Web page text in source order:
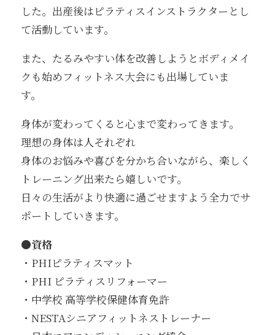
した。出産後はピラティスインストラクターとし
て活動しています。
また、たるみやすい体を改善しようとボディメイ
クも始めフィットネス大会にも出場していま
す。
身体が変わってくると心まで変わってきます。
理想の身体は人それぞれ
身体のお悩みや喜びを分かち合いながら、楽しく
トレーニング出来たら嬉しいです。
日々の生活がより快適に過ごせますよう全力でサ
ポートしていきます。
●資格
・PHIピラティスマット
・PHI ピラティスリフォーマー
・中学校 高等学校保健体育免許
・NESTAシニアフィットネストレーナー